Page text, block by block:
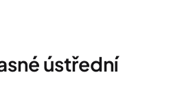
ústřední